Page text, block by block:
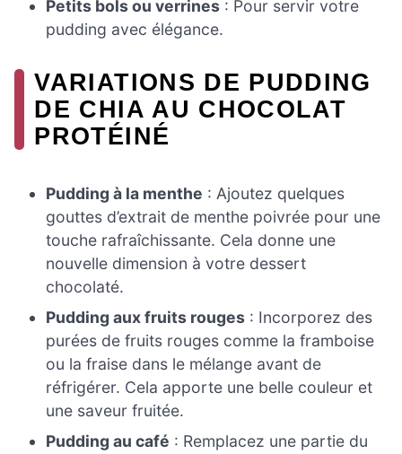
Petits bols ou verrines : Pour servir votre
pudding avec élégance.
VARIATIONS DE PUDDING
DE CHIA AU CHOCOLAT
PROTÉINÉ
Pudding à la menthe : Ajoutez quelques
gouttes d’extrait de menthe poivrée pour une
touche rafraîchissante. Cela donne une
nouvelle dimension à votre dessert
chocolaté.
Pudding aux fruits rouges : Incorporez des
purées de fruits rouges comme la framboise
ou la fraise dans le mélange avant de
réfrigérer. Cela apporte une belle couleur et
une saveur fruitée.
Pudding au café : Remplacez une partie du